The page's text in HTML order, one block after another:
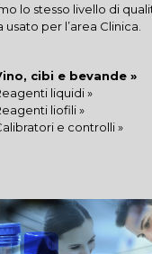
lo stesso livello di
usato per l’area Clinica.
cibi e bevande »
liquidi »
liofili »
e controlli »